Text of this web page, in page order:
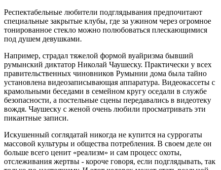
Респектабельные любители подглядывания предпочитают
специальные закрытые клубы, где за ужином через огромное
тонированное стекло можно полюбоваться плескающимися
под душем девушками.
Например, страдал тяжелой формой вуайризма бывший
румынский диктатор Николай Чаушеску. Практически у всех
правительственных чиновников Румынии дома была тайно
установлена видеозаписывающая аппаратура. Видеокассеты с
крамольными беседами в семейном кругу оседали в службе
безопасности, а постельные сцены передавались в видеотеку
вождя. Чаушеску с женой очень любили просматривать эти
пикантные записи.
Искушенный соглядатай никогда не купится на суррогаты
массовой культуры и общества потребления. В своем деле он
больше всего ценит «реализм» и сам процесс охоты,
отслеживания жертвы - короче говоря, если подглядывать, так